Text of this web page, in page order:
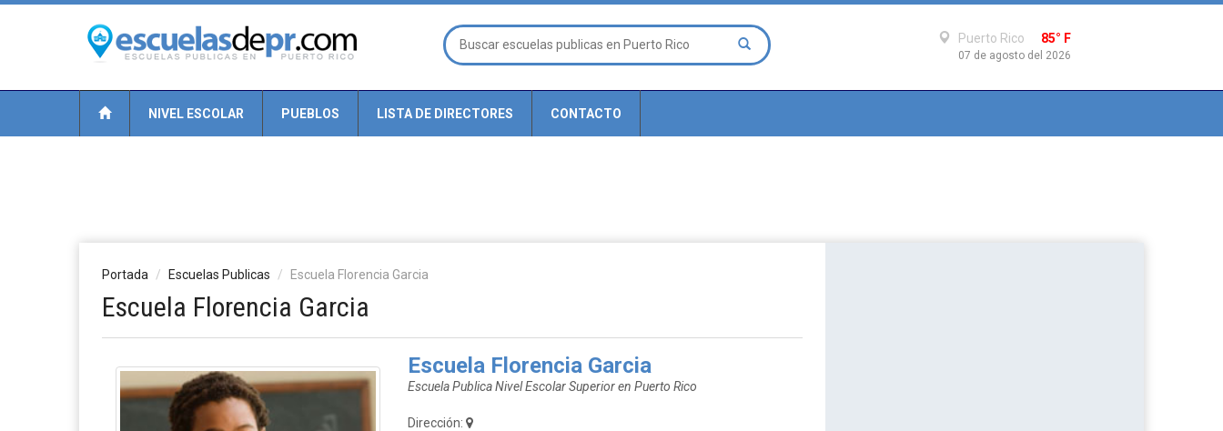
Puerto Rico 85° F
07 de agosto del 2026
NIVEL ESCOLAR PUEBLOS LISTA DE DIRECTORES CONTACTO
Portada Escuelas Publicas Escuela Florencia Garcia
Escuela Florencia Garcia
Escuela Florencia Garcia
Escuela Publica Nivel Escolar Superior en Puerto Rico
Dirección: